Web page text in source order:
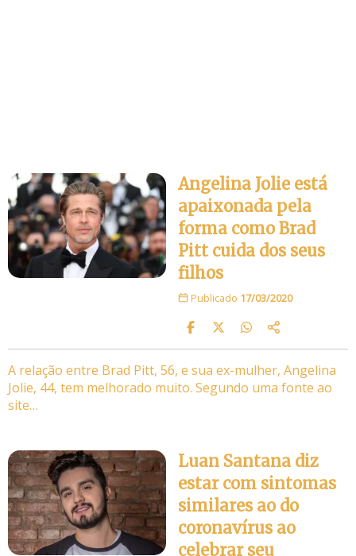
Angelina Jolie está
apaixonada pela
forma como Brad
Pitt cuida dos seus
filhos
Publicado 17/03/2020
A relação entre Brad Pitt, 56, e sua ex-mulher, Angelina
Jolie, 44, tem melhorado muito. Segundo uma fonte ao
site…
Luan Santana diz
estar com sintomas
similares ao do
coronavírus ao
celebrar seu